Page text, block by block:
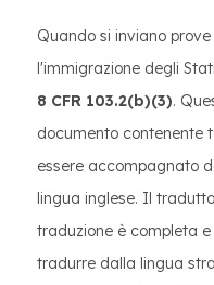
Quando si inviano
l'immigrazione degli
8 CFR 103.2(b)(3).
documento contenente
essere accompagnato
lingua inglese. Il
traduzione è completa
tradurre dalla lingua